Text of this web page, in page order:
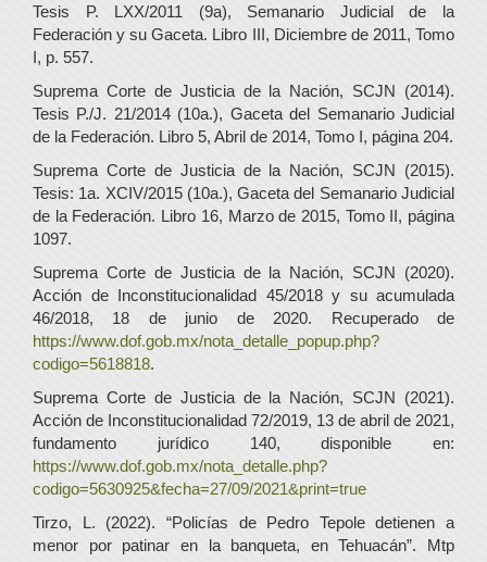
Tesis P. LXX/2011 (9a), Semanario Judicial de la
Federación y su Gaceta. Libro III, Diciembre de 2011, Tomo
I, p. 557.
Suprema Corte de Justicia de la Nación, SCJN (2014).
Tesis P./J. 21/2014 (10a.), Gaceta del Semanario Judicial
de la Federación. Libro 5, Abril de 2014, Tomo I, página 204.
Suprema Corte de Justicia de la Nación, SCJN (2015).
Tesis: 1a. XCIV/2015 (10a.), Gaceta del Semanario Judicial
de la Federación. Libro 16, Marzo de 2015, Tomo II, página
1097.
Suprema Corte de Justicia de la Nación, SCJN (2020).
Acción de Inconstitucionalidad 45/2018 y su acumulada
46/2018, 18 de junio de 2020. Recuperado de
https://www.dof.gob.mx/nota_detalle_popup.php?
codigo=5618818.
Suprema Corte de Justicia de la Nación, SCJN (2021).
Acción de Inconstitucionalidad 72/2019, 13 de abril de 2021,
fundamento jurídico 140, disponible en:
https://www.dof.gob.mx/nota_detalle.php?
codigo=5630925&fecha=27/09/2021&print=true
Tirzo, L. (2022). “Policías de Pedro Tepole detienen a
menor por patinar en la banqueta, en Tehuacán”. Mtp